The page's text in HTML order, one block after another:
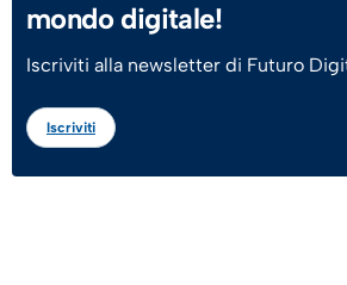
mondo digitale!
Iscriviti alla newsletter di Futuro
Iscriviti